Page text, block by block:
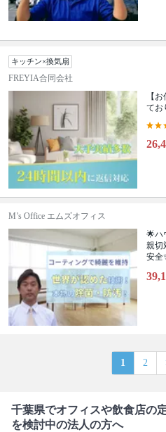
キッチン×換気扇
FREYIA合同会社
【
てお
M’s Office エムズオフィス
🌟ハ
親切
安全
1 2
千葉県でオフィスや飲食店の
を検討中の法人の方へ